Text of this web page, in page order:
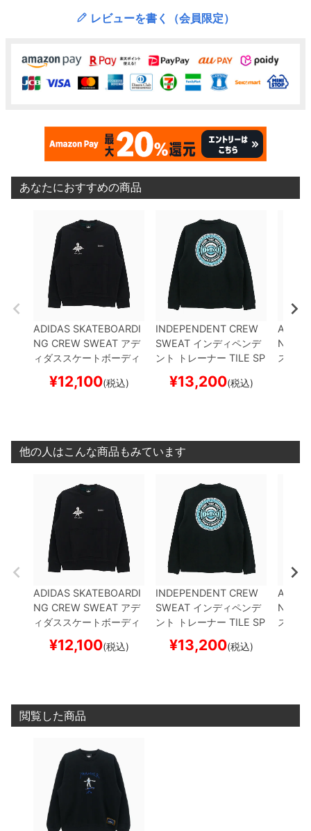
レビューを書く（会員限定）
あなたにおすすめの商品
ADIDAS SKATEBOARDI
NG CREW SWEAT アデ
ィダススケートボーディ
GONZALES CREWNEC
¥12,100(税込)
INDEPENDENT CREW
SWEAT インディペンデ
ント
トレーナー TILE SP
ド スケボー
¥13,200(税込)
NG
スケー
他の人はこんな商品もみています
ADIDAS SKATEBOARDI
NG CREW SWEAT アデ
ィダススケートボーディ
ング トレーナー
GONZALES CREWNEC
¥12,100(税込)
INDEPENDENT CREW
SWEAT インディペンデ
ント
トレーナー TILE SP
ANBLACK スケートボー
ド スケボー
¥13,200(税込)
NG
スケー
閲覧した商品